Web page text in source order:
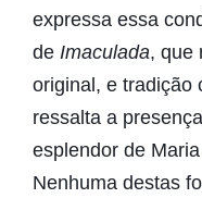
expressa essa
de Imaculada, que
original, e tradição
ressalta a
esplendor de
Nenhuma destas